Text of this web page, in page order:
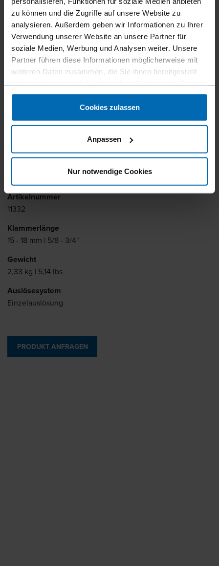
zu können und die Zugriffe auf unsere Website zu
analysieren. Außerdem geben wir Informationen zu Ihrer
Verwendung unserer Website an unsere Partner für
soziale Medien, Werbung und Analysen weiter. Unsere
Partner führen diese Informationen möglicherweise mit
weiteren Daten zusammen, die Sie ihnen bereitgestellt
gesammelt haben.
Cookies zulassen
Anpassen
Nur notwendige Cookies
Geräte///Klammer­geräte/// Verpack­ungs­klammer­geräte
Karton­verschluss­hefter
FA GR-15/18
Speziell entwickelter Kartonverschlusshefter für das
Verschließen von Kartons mit langem Magazin.
Befestigertyp
Ähnlich wie
GR, KIHLBERG JK557
Artikelnummer
11332
Klammerlänge
15 - 18 mm | 5/8 - 3/4"
Gewicht
2,33 kg | 5,14 lbs
Auslösesystem
Einzelauslösung
PRODUKT ANFRAGEN